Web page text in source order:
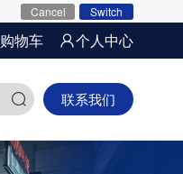
Cancel Switch
购物车 个人中心
联系我们